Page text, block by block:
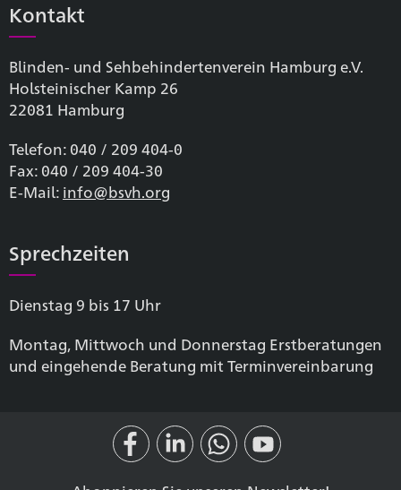
Kontakt
Blinden- und Sehbehinderten­verein Hamburg e.V.
Holsteinischer Kamp 26
22081 Hamburg
Telefon: 040 / 209 404-0
Fax: 040 / 209 404-30
E-Mail: info@bsvh.org
Sprechzeiten
Dienstag 9 bis 17 Uhr
Montag, Mittwoch und Donnerstag Erstberatungen
und eingehende Beratung mit Terminvereinbarung